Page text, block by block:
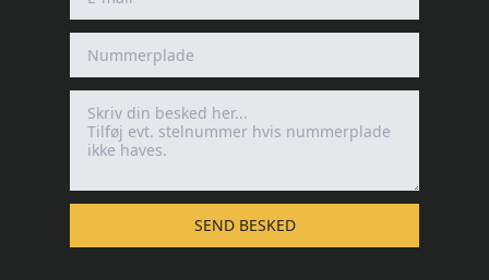
SEND BESKED